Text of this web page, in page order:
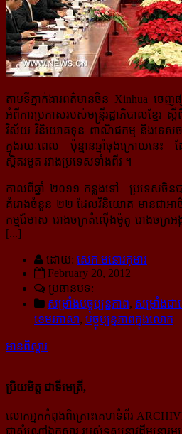
តាមទីភ្នាក់ងារពត៌មានចិន Xinhua ចេ
អំពីការប្រកាសរបស់មន្ត្រីរដ្ឋាភិបាលខ្មែរ ស្ដី
វិស័យ វិនិយោគទុន ពាណិជកម្ម និងទេសច
ក្នុងរយៈពេល ប៉ុន្មានឆ្នាំចុងក្រោយនេ
ស្អិតរមួត រវាងប្រទេសទាំងពីរ ។
កាលពីឆ្នាំ ២០១១ កន្លងទៅ ប្រទេសចិ
គំរោងចំនួន ២២​ ដែលវិនិយោគ មានជាអា
កម្មរ៉ែមាស រោងចក្រតំល៉ើងម៉ូតូ រោងចក្រ
[...]
ដោយ: សេក មនោរកុមារ
February 20, 2012
ប្រធានបទ:
សម្រាំងបច្ចុប្បន្នភាព, សម្រាំងជា
ខេមរភាសា, បច្ចុប្បន្នភាពក្នុងលោក
អានពិស្ដារ
ប្រិយមិត្ត ជាទីមេត្រី,
លោកអ្នកកំពុងពិគ្រោះគេហទំព័រ
ជាសំណៅឯកសារ របស់ទស្សនាវដ្ដីមនោរម្យ.